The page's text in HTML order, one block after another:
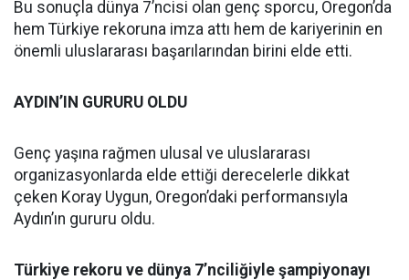
Bu sonuçla dünya 7’ncisi olan genç sporcu, Oregon’da
hem Türkiye rekoruna imza attı hem de kariyerinin en
önemli uluslararası başarılarından birini elde etti.
AYDIN’IN GURURU OLDU
Genç yaşına rağmen ulusal ve uluslararası
organizasyonlarda elde ettiği derecelerle dikkat
çeken Koray Uygun, Oregon’daki performansıyla
Aydın’ın gururu oldu.
Türkiye rekoru ve dünya 7’nciliğiyle şampiyonayı